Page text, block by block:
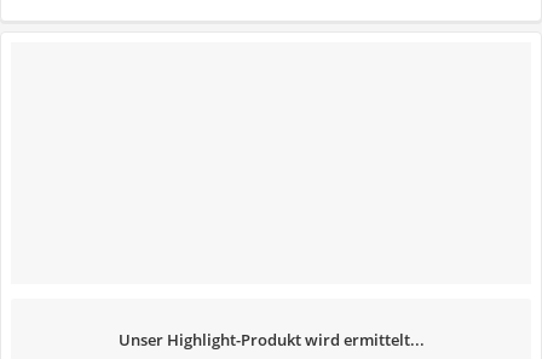
Unser Highlight-Produkt wird ermittelt...